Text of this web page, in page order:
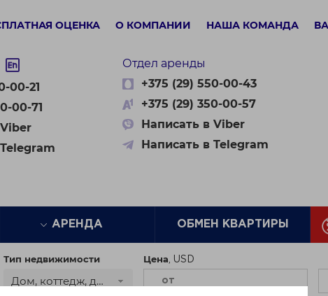
ОЦЕНКА О КОМПАНИИ НАША КОМАНДА
00-21
00-71
Отдел аренды
+375 (29) 550-00-43
+375 (29) 350-00-57
Написать в Viber
Написать в Telegram
АРЕНДА ОБМЕН КВАРТИРЫ
Тип недвижимости
Дом, коттедж, дача
Цена